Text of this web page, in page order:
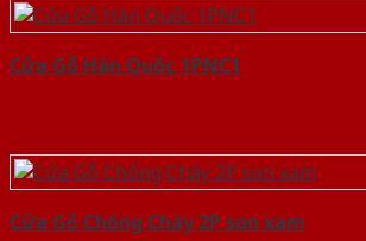
Cửa Gỗ Hàn Quốc 1PNC1
Cửa Gỗ Chống Cháy 2P son xam